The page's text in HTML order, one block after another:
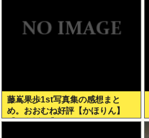
藤嶌果歩1st写真集の感想まと
め。おおむね好評【かほりん】
【日向坂46】